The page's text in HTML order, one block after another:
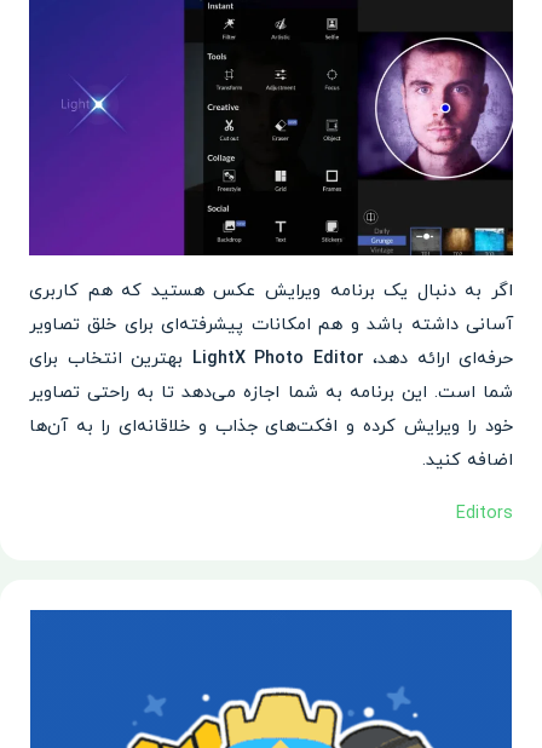
اگر به دنبال یک برنامه ویرایش عکس هستید که هم کاربری
آسانی داشته باشد و هم امکانات پیشرفته‌ای برای خلق تصاویر
حرفه‌ای ارائه دهد، LightX Photo Editor بهترین انتخاب برای
شما است. این برنامه به شما اجازه می‌دهد تا به راحتی تصاویر
خود را ویرایش کرده و افکت‌های جذاب و خلاقانه‌ای را به آن‌ها
اضافه کنید.
Editors